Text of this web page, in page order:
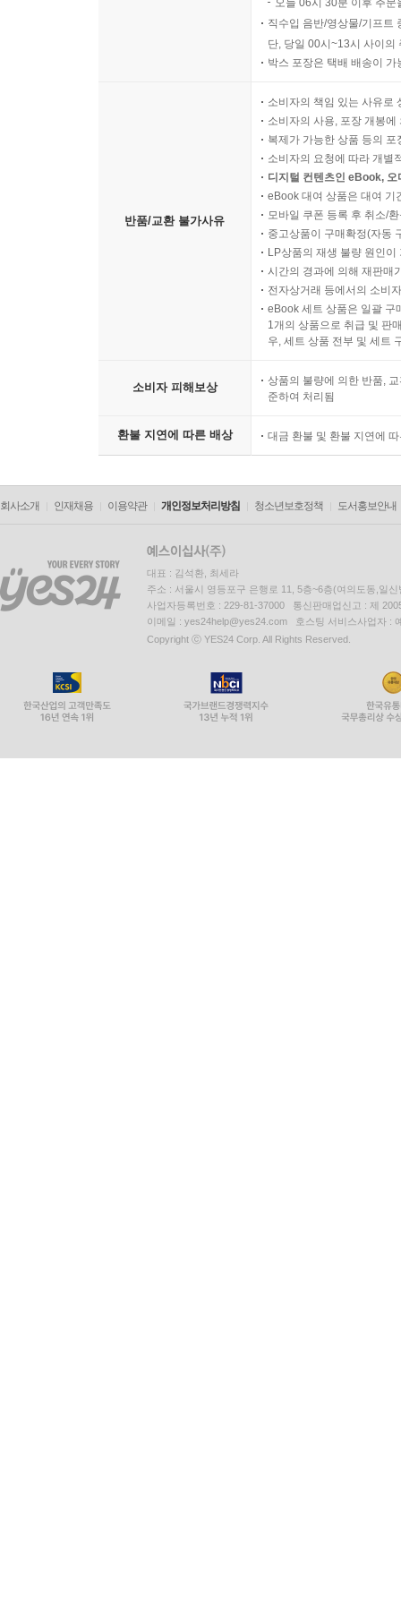
오늘 06시 30분 이후 주
직수입 음반/영상물/기프트
단, 당일 00시~13시 사이의
박스 포장은 택배 배송이
반품/교환 불가사유
소비자의 책임 있는 사유로
소비자의 사용, 포장 개봉
복제가 가능한 상품 등의
소비자의 요청에 따라 개별
디지털 컨텐츠인 eBook,
eBook 대여 상품은 대여 기
모바일 쿠폰 등록 후 취소/
중고상품이 구매확정(자동
LP상품의 재생 불량 원인
시간의 경과에 의해 재판매
전자상거래 등에서의 소비
eBook 세트 상품은 일괄 구
1개의 상품으로 취급 및 판
우, 세트 상품 전부 및 세트
소비자 피해보상
상품의 불량에 의한 반품,
준하여 처리됨
환불 지연에 따른 배상 대금 환불 및 환불 지연에
회사소개 인재채용 이용약관 개인정보처리방침 청소년보호정책 도서홍보안내
대표 : 김석환, 최세라
주소 : 서울시 영등포구 은행로 11, 5층~6층(여의도동,일신
사업자등록번호 : 229-81-37000 통신판매업신고 : 제
이메일 : yes24help@yes24.com 호스팅 서비스사업자 :
Copyright ⓒ YES24 Corp. All Rights Reserved.